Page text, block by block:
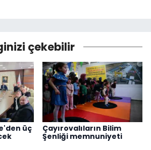
çekebilir
üç
Çayırovalıların Bilim
Şenliği memnuniyeti